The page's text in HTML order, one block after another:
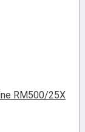
RM500/25X